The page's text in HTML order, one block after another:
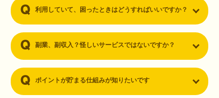
利用していて、困ったときはどうすればいいですか？
副業、副収入？怪しいサービスではないですか？
ポイントが貯まる仕組みが知りたいです